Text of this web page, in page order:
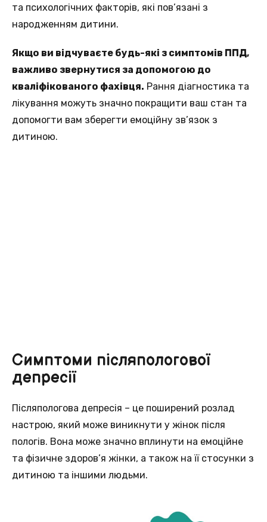
та психологічних факторів, які пов’язані з
народженням дитини.
Якщо ви відчуваєте будь-які з симптомів ППД,
важливо звернутися за допомогою до
кваліфікованого фахівця. Рання діагностика та
лікування можуть значно покращити ваш стан та
допомогти вам зберегти емоційну зв’язок з
дитиною.
Симптоми післяпологової
депресії
Післяпологова депресія – це поширений розлад
настрою, який може виникнути у жінок після
пологів. Вона може значно вплинути на емоційне
та фізичне здоров’я жінки, а також на її стосунки з
дитиною та іншими людьми.